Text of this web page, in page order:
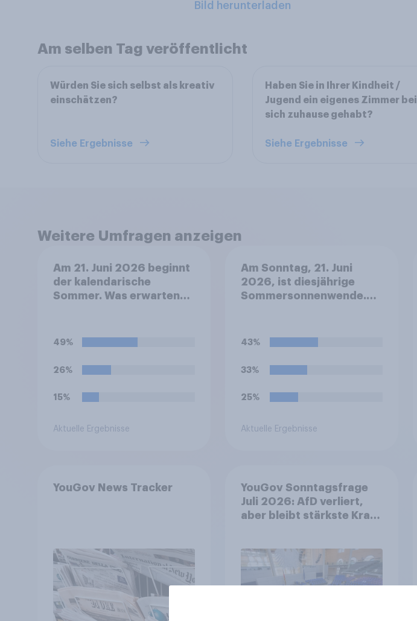
Bild herunterladen
Am selben Tag veröffentlicht
Würden Sie sich selbst als kreativ
einschätzen?
Siehe Ergebnisse
Haben Sie in Ihrer Kindheit /
Jugend ein eigenes Zimmer bei
sich zuhause gehabt?
Siehe Ergebnisse
Weitere Umfragen anzeigen
Am 21. Juni 2026 beginnt
der kalendarische
Sommer. Was erwarten
49%
26%
15%
Aktuelle Ergebnisse
Am Sonntag, 21. Juni
2026, ist diesjährige
Sommersonnenwende.
beiden Emotionen ist
stärker ausgeprägt?
43%
33%
25%
Aktuelle Ergebnisse
YouGov News Tracker
YouGov Sonntagsfrage
Juli 2026: AfD verliert,
aber bleibt stärkste Kraft
Bevölkerung